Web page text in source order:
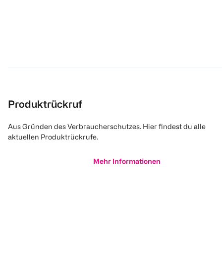
Produktrückruf
Aus Gründen des Verbraucherschutzes. Hier findest du alle
aktuellen Produktrückrufe.
Mehr Informationen